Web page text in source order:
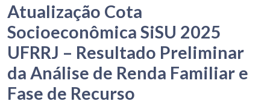
Atualização Cota
Socioeconômica SiSU 2025
UFRRJ – Resultado Preliminar
da Análise de Renda Familiar e
Fase de Recurso